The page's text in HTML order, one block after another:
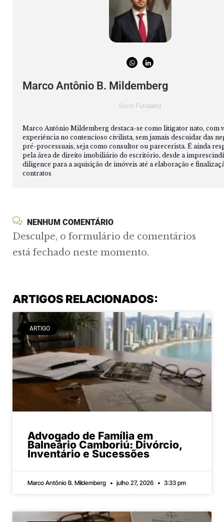
Marco Antônio B. Mildemberg
Sócio Fundador
Marco Antônio Mildemberg destaca-se como litigator nato, com
experiência no contencioso civilista, sem jamais descuidar das
pré-processuais, seja como consultor ou parecerista. É ainda
pela área de direito imobiliário do escritório, desde a
diligence para a aquisição de imóveis até a elaboração e
contratos
NENHUM COMENTÁRIO
Desculpe, o formulário de comentários
está fechado neste momento.
ARTIGOS RELACIONADOS:
ARTIGO
Advogado de Família em
Balneário Camboriú: Divórcio,
Inventário e Sucessões
Marco Antônio B. Mildemberg julho 27, 2026 3:33 pm